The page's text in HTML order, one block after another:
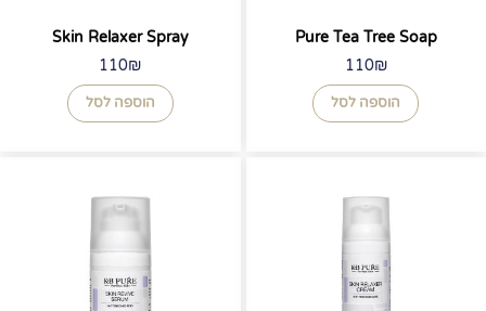
Pure Tea Tree Soap
110₪
הוספה לסל
Skin Relaxer Spray
110₪
הוספה לסל